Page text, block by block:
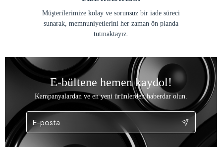
Müşterilerimize kolay ve sorunsuz bir iade süreci
sunarak, memnuniyetlerini her zaman ön planda
tutmaktayız.
E-bültene hemen kaydol!
Kampanyalardan ve en yeni ürünlerden haberdar olun.